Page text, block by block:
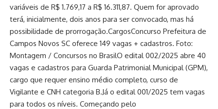
variáveis de R$ 1.769,17 a R$ 16.311,87. Quem for aprovado
terá, inicialmente, dois anos para ser convocado, mas há
possibilidade de prorrogação.CargosConcurso Prefeitura de
Campos Novos SC oferece 149 vagas + cadastros. Foto:
Montagem / Concursos no BrasilO edital 002/2025 abre 40
vagas e cadastros para Guarda Patrimonial Municipal (GPM),
cargo que requer ensino médio completo, curso de
Vigilante e CNH categoria B.Já o edital 001/2025 tem vagas
para todos os níveis. Começando pelo